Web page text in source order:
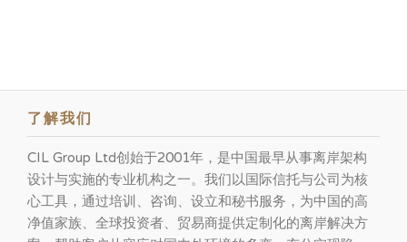
了解我们
CIL Group Ltd创始于2001年，是中国最早从事离岸架构
设计与实施的专业机构之一。我们以国际信托与公司为核
心工具，通过培训、咨询、设立和秘书服务，为中国的高
净值家族、全球投资者、贸易商提供定制化的离岸解决方